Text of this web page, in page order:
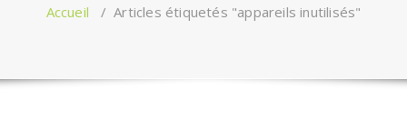
Accueil /Articles étiquetés "appareils inutilisés"